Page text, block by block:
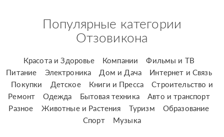
Популярные категории
Отзовикона
Красота и Здоровье Компании
Фильмы и ТВ
Питание
Электроника Дом и Дача
Интернет и Связь
Покупки
Детское Книги и Пресса
Строительство и
Ремонт
Одежда Бытовая техника
Авто и транспорт
Разное
Животные и Растения Туризм
Образование
Спорт
Музыка